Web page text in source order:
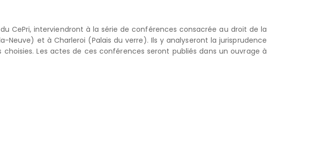
CePri, interviendront à la série de conférences consacrée au droit de la
Neuve) et à Charleroi (Palais du verre). Ils y analyseront la jurisprudence
Les actes de ces conférences seront publiés dans un ouvrage à